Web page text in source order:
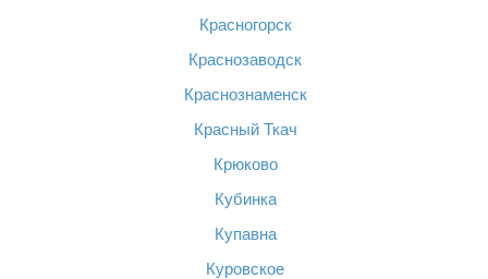
Красногорск
Краснозаводск
Краснознаменск
Красный Ткач
Крюково
Кубинка
Купавна
Куровское